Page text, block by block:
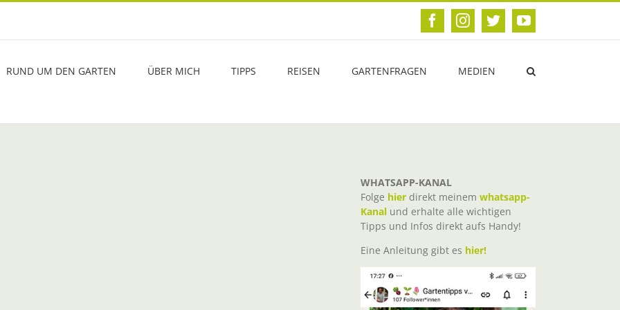
FacebookInstagram
TwitterYouTube
RUND UM DEN GARTEN ÜBER MICH TIPPS REISEN GARTENFRAGEN MEDIEN
WHATSAPP-KANAL
Folge hier direkt meinem whatsapp-
Kanal und erhalte alle wichtigen
Tipps und Infos direkt aufs Handy!
Eine Anleitung gibt es hier!